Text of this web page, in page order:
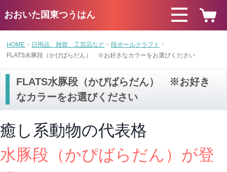
おおいた国東つうはん
HOME 日用品、雑貨、工芸品など
段ボールクラフト
FLATS水豚段（かぴばらだん） ※お好きなカラーをお選びください
FLATS水豚段（かぴばらだん） ※お好き
なカラーをお選びください
癒し系動物の代表格
水豚段（かぴばらだん ）が登